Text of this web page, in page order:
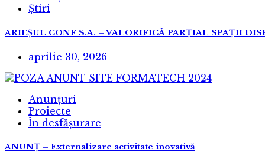
Știri
ARIEȘUL CONF S.A. – VALORIFICĂ PARȚIAL SPAȚII
aprilie 30, 2026
Anunțuri
Proiecte
În desfășurare
ANUNȚ – Externalizare activitate inovativă